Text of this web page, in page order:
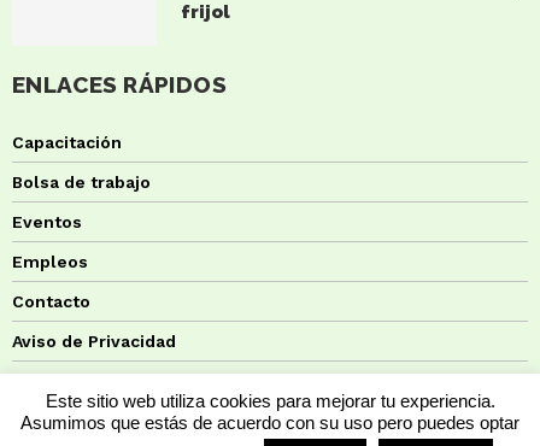
ENLACES RÁPIDOS
Capacitación
Bolsa de trabajo
Eventos
Empleos
Contacto
Aviso de Privacidad
frijol
Este sitio web utiliza cookies para mejorar tu experiencia.
Asumimos que estás de acuerdo con su uso pero puedes optar